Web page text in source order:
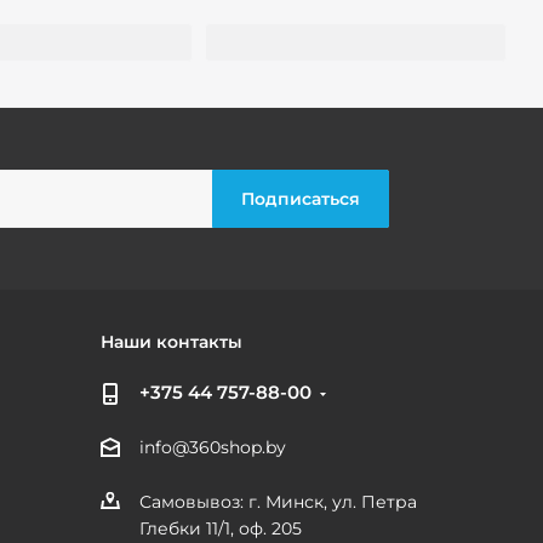
Наши контакты
+375 44 757-88-00
info@360shop.by
Самовывоз: г. Минск, ул. Петра
Глебки 11/1, оф. 205